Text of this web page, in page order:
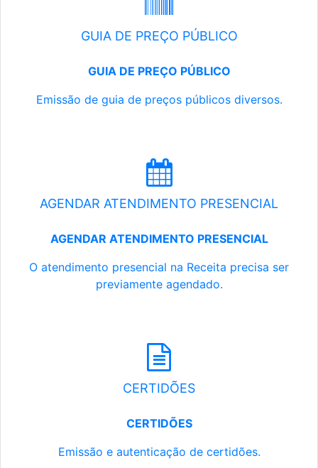
GUIA DE PREÇO PÚBLICO
GUIA DE PREÇO PÚBLICO
Emissão de guia de preços públicos diversos.
AGENDAR ATENDIMENTO PRESENCIAL
AGENDAR ATENDIMENTO PRESENCIAL
O atendimento presencial na Receita precisa ser
previamente agendado.
CERTIDÕES
CERTIDÕES
Emissão e autenticação de certidões.